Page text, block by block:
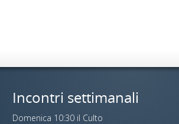
Incontri settimanali
Domenica 10:30 il Culto